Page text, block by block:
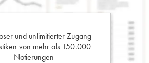
und unlimitierter Zugang
von mehr als 150.000
Notierungen